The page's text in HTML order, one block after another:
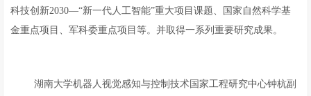
科技创新2030—“新一代人工智能”重大项目课题、国家自然科学基
金重点项目、军科委重点项目等。并取得一系列重要研究成果。
湖南大学机器人视觉感知与控制技术国家工程研究中心钟杭副